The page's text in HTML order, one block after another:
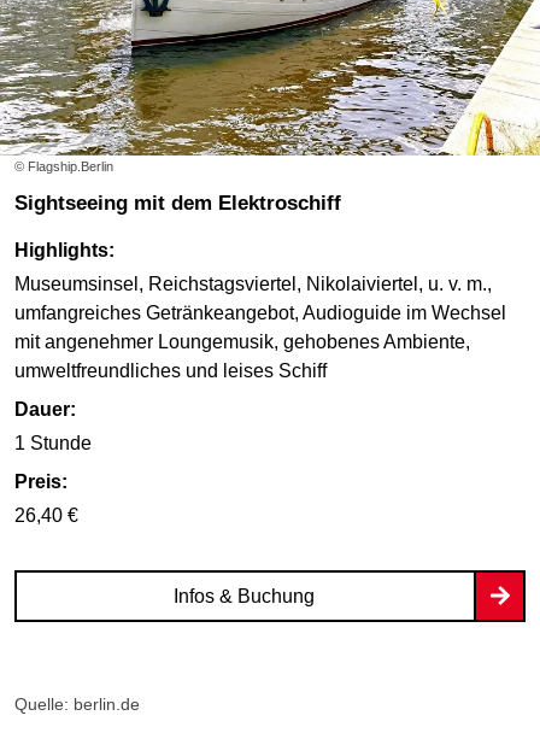
© Flagship.Berlin
Sightseeing mit dem Elektroschiff
Highlights:
Museumsinsel, Reichstagsviertel, Nikolaiviertel, u. v. m.,
umfangreiches Getränkeangebot, Audioguide im Wechsel
mit angenehmer Loungemusik, gehobenes Ambiente,
umweltfreundliches und leises Schiff
Dauer:
1 Stunde
Preis:
26,40 €
Infos & Buchung
Quelle: berlin.de